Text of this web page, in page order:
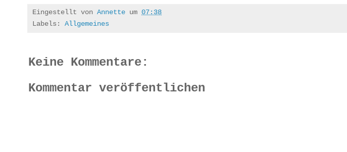
Eingestellt von Annette um 07:38
Labels: Allgemeines
Keine Kommentare:
Kommentar veröffentlichen